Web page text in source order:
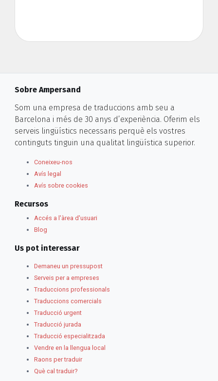
Sobre Ampersand
Som una empresa de traduccions amb seu a
Barcelona i més de 30 anys d’experiència. Oferim els
serveis lingüístics necessaris perquè els vostres
continguts tinguin una qualitat lingüística superior.
Coneixeu-nos
Avís legal
Avís sobre cookies
Recursos
Accés a l'àrea d'usuari
Blog
Us pot interessar
Demaneu un pressupost
Serveis per a empreses
Traduccions professionals
Traduccions comercials
Traducció urgent
Traducció jurada
Traducció especialitzada
Vendre en la llengua local
Raons per traduir
Què cal traduir?